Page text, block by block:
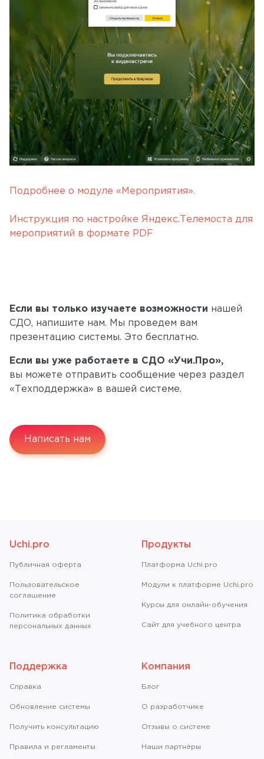
Подробнее о модуле «Мероприятия».
Инструкция по настройке Яндекс.Телемоста для
мероприятий в формате PDF
Если вы только изучаете возможности нашей
СДО, напишите нам. Мы проведем вам
презентацию системы. Это бесплатно.
Если вы уже работаете в СДО «Учи.Про»,
вы можете отправить сообщение через раздел
«Техподдержка» в вашей системе.
Написать нам
Uchi.pro
Публичная оферта
Пользовательское
соглашение
Политика обработки
персональных данных
Продукты
Платформа Uchi.pro
Модули к платформе Uchi.pro
Курсы для онлайн-обучения
Сайт для учебного центра
Поддержка
Справкa
Обновление системы
Получить консультацию
Правила и регламенты
Компания
Блог
О разработчике
Отзывы о системе
Наши партнёры